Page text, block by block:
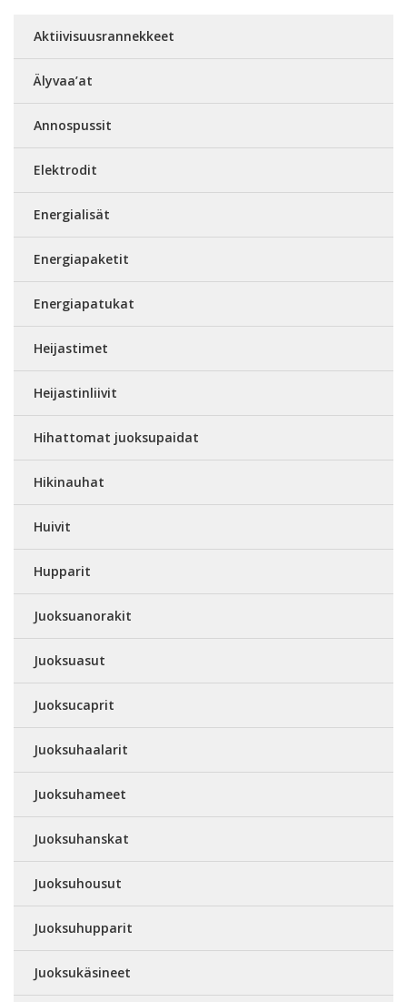
Aktiivisuusrannekkeet
Älyvaa’at
Annospussit
Elektrodit
Energialisät
Energiapaketit
Energiapatukat
Heijastimet
Heijastinliivit
Hihattomat juoksupaidat
Hikinauhat
Huivit
Hupparit
Juoksuanorakit
Juoksuasut
Juoksucaprit
Juoksuhaalarit
Juoksuhameet
Juoksuhanskat
Juoksuhousut
Juoksuhupparit
Juoksukäsineet